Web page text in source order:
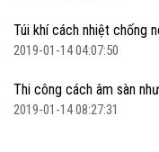
Túi khí cách nhiệt chống
2019-01-14 04:07:50
Thi công cách âm sàn
2019-01-14 08:27:31